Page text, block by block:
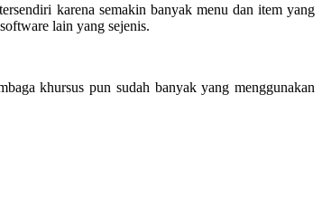
karena semakin banyak menu dan item yang
lain yang sejenis.
khursus pun sudah banyak yang menggunakan